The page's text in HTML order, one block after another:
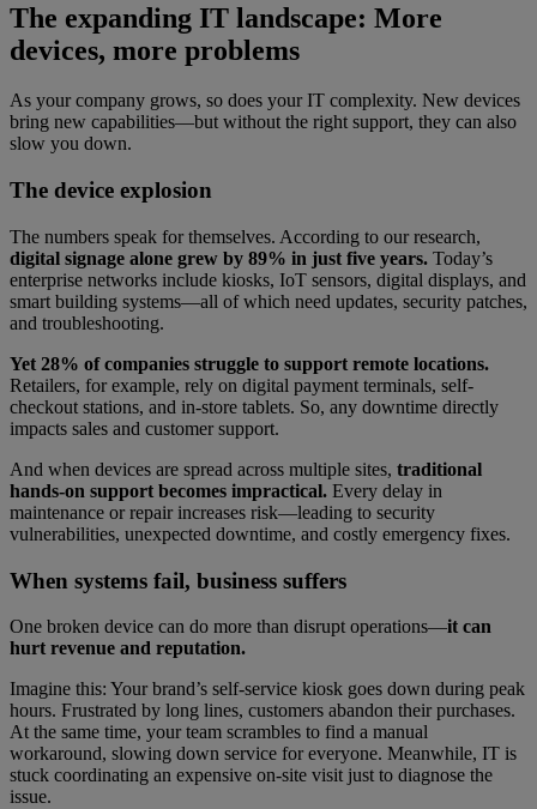
The expanding IT landscape: More
devices, more problems
As your company grows, so does your IT complexity. New devices
bring new capabilities—but without the right support, they can also
slow you down.
The device explosion
The numbers speak for themselves. According to our research,
digital signage alone grew by 89% in just five years. Today’s
enterprise networks include kiosks, IoT sensors, digital displays, and
smart building systems—all of which need updates, security patches,
and troubleshooting.
Yet 28% of companies struggle to support remote locations.
Retailers, for example, rely on digital payment terminals, self-
checkout stations, and in-store tablets. So, any downtime directly
impacts sales and customer support.
And when devices are spread across multiple sites, traditional
hands-on support becomes impractical. Every delay in
maintenance or repair increases risk—leading to security
vulnerabilities, unexpected downtime, and costly emergency fixes.
When systems fail, business suffers
One broken device can do more than disrupt operations—it can
hurt revenue and reputation.
Imagine this: Your brand’s self-service kiosk goes down during peak
hours. Frustrated by long lines, customers abandon their purchases.
At the same time, your team scrambles to find a manual
workaround, slowing down service for everyone. Meanwhile, IT is
stuck coordinating an expensive on-site visit just to diagnose the
issue.